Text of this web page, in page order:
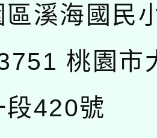
區溪海國民
桃園市
段420號